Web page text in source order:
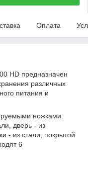
Оплата
HD предназначен
различных
питания и
ножками.
дверь - из
- из стали, покрытой
6